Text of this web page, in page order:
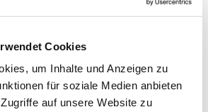
Cookies
um Inhalte und Anzeigen zu
für soziale Medien anbieten
auf unsere Website zu